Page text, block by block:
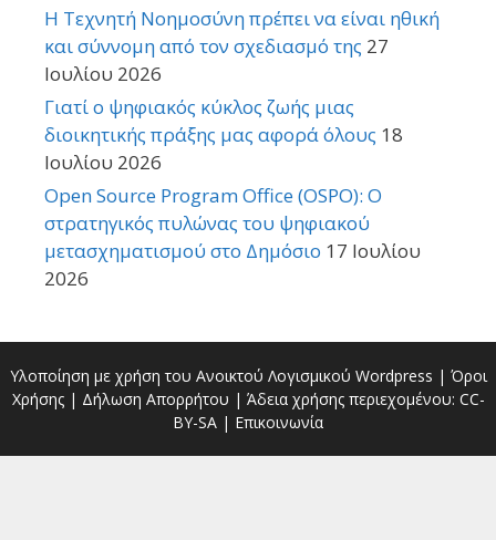
Η Τεχνητή Νοημοσύνη πρέπει να είναι ηθική
και σύννομη από τον σχεδιασμό της 27
Ιουλίου 2026
Γιατί ο ψηφιακός κύκλος ζωής μιας
διοικητικής πράξης μας αφορά όλους 18
Ιουλίου 2026
Open Source Program Office (OSPO): Ο
στρατηγικός πυλώνας του ψηφιακού
μετασχηματισμού στο Δημόσιο 17 Ιουλίου
2026
Υλοποίηση με χρήση του Ανοικτού Λογισμικού Wordpress | Όροι
Χρήσης| Δήλωση Απορρήτου | Άδεια χρήσης περιεχομένου: CC-
BY-SA | Επικοινωνία